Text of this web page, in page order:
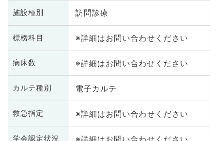
施設種別 訪問診療
標榜科目 ※詳細はお問い合わせください
病床数 ※詳細はお問い合わせください
カルテ種別 電子カルテ
救急指定 ※詳細はお問い合わせください
学会認定状況 ※詳細はお問い合わせください